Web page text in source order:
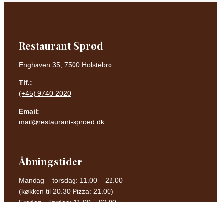
Restaurant Sprød
Enghaven 35, 7500 Holstebro
Tlf.:
(+45) 9740 2020
Email:
mail@restaurant-sproed.dk
Åbningstider
Mandag – torsdag: 11.00 – 22.00
(køkken til 20.30 Pizza: 21.00)